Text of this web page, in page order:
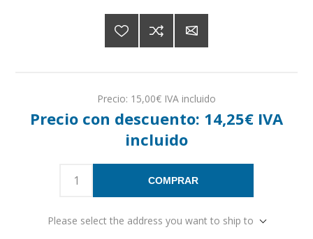
Precio: 15,00€ IVA incluido
Precio con descuento: 14,25€ IVA
incluido
COMPRAR
Please select the address you want to ship to